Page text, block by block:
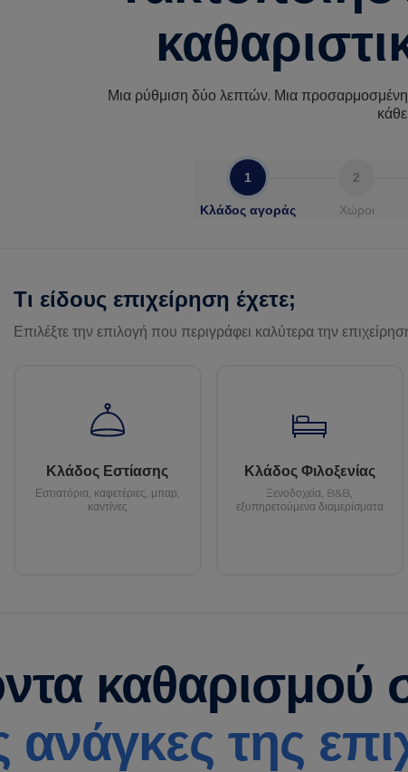
Μια ρύθμιση δύο λεπτών. Μια προσαρμοσμένη
1
Κλάδος αγοράς
2
Χώροι
Τι είδους επιχείρηση έχετε;
Επιλέξτε την επιλογή που περιγράφει καλύτερα την
Κλάδος Εστίασης
Εστιατόρια, καφετέριες, μπαρ,
καντίνες
Κλάδος Φιλοξενίας
Ξενοδοχεία, B&B,
εξυπηρετούμενα διαμερίσματα
καθαρισμού
ανάγκες της